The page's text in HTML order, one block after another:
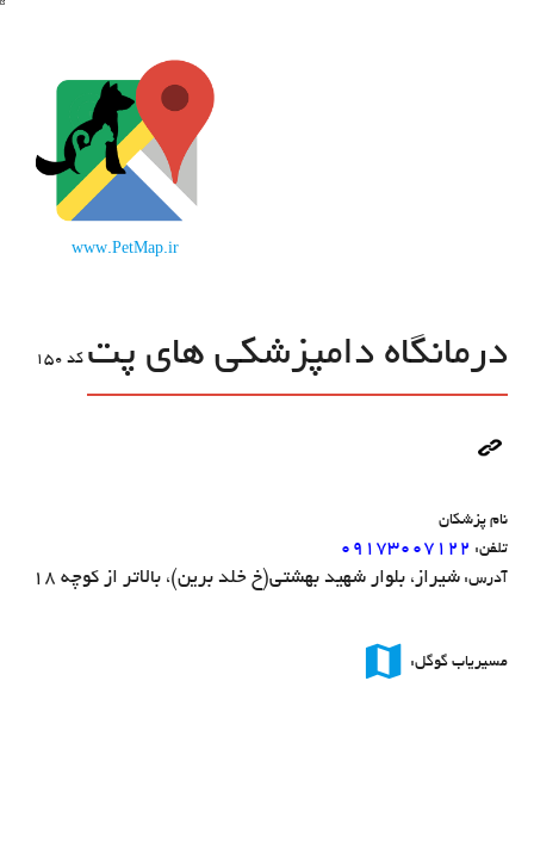
www.PetMap.ir
درمانگاه دامپزشکی های پت کد 150
نام پزشکان
تلفن: ۰۹۱۷۳۰۰۷۱۲۲
آدرس:شیراز، بلوار شهید بهشتی(خ خلد برین)، بالاتر از کوچه ۱۸
مسیریاب گوگل: map